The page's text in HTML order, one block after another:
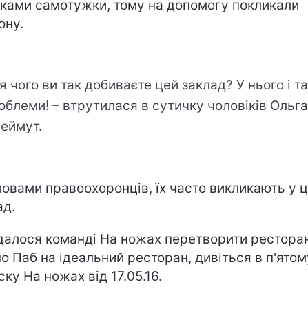
самотужки, тому на допомогу покликали
чого ви так добиваєте цей заклад? У нього і
– втрутилася в сутичку чоловіків Ольга
правоохоронців, їх часто викликають у
команді На ножах перетворити
Паб на ідеальний ресторан, дивіться в
На ножах від 17.05.16.